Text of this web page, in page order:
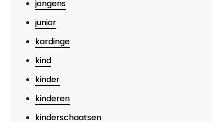
jongens
junior
kardinge
kind
kinder
kinderen
kinderschaatsen